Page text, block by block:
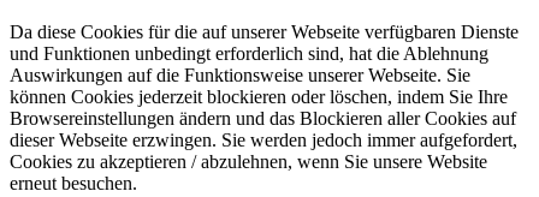
Da diese Cookies für die auf unserer Webseite verfügbaren Dienste
und Funktionen unbedingt erforderlich sind, hat die Ablehnung
Auswirkungen auf die Funktionsweise unserer Webseite. Sie
können Cookies jederzeit blockieren oder löschen, indem Sie Ihre
Browsereinstellungen ändern und das Blockieren aller Cookies auf
dieser Webseite erzwingen. Sie werden jedoch immer aufgefordert,
Cookies zu akzeptieren / abzulehnen, wenn Sie unsere Website
erneut besuchen.